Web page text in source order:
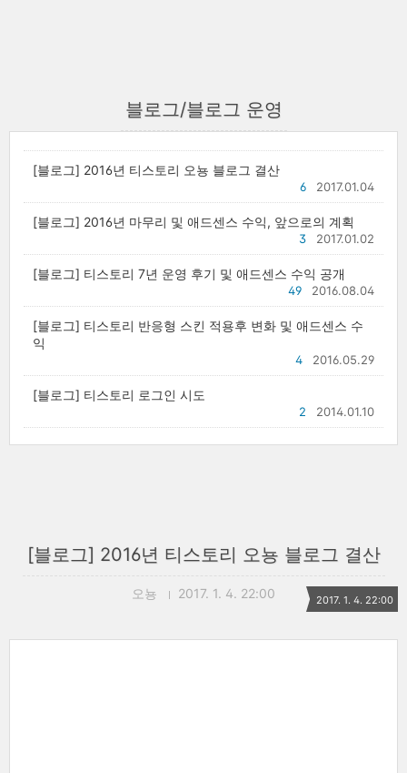
블로그/블로그 운영
[블로그] 2016년 티스토리 오뇽 블로그 결산
2017.01.04
6
[블로그] 2016년 마무리 및 애드센스 수익, 앞으로의 계획
2017.01.02
3
[블로그] 티스토리 7년 운영 후기 및 애드센스 수익 공개
2016.08.04
49
[블로그] 티스토리 반응형 스킨 적용후 변화 및 애드센스 수
익
2016.05.29
4
[블로그] 티스토리 로그인 시도
2014.01.10
2
[블로그] 2016년 티스토리 오뇽 블로그 결산
오뇽 2017. 1. 4. 22:00 2017. 1. 4. 22:00